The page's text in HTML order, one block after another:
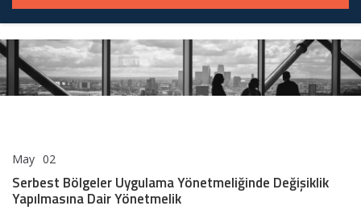
May 02
Uygulama
Yönetmeliğinde
Serbest Bölgeler Uygulama Yönetmeliğinde Değişiklik
Yapılmasına Dair Yönetmelik